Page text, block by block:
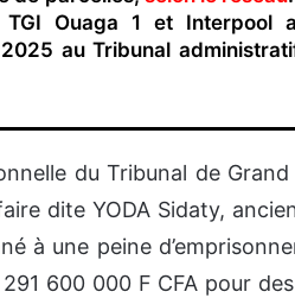
Ouaga 1 et Interpool
au Tribunal
du Tribunal de
dite YODA Sidaty,
à une peine
600 000 F CFA pour